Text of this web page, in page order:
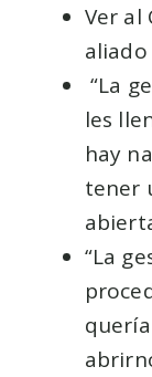
Ver al
aliado
“La
les
hay
tener
“La